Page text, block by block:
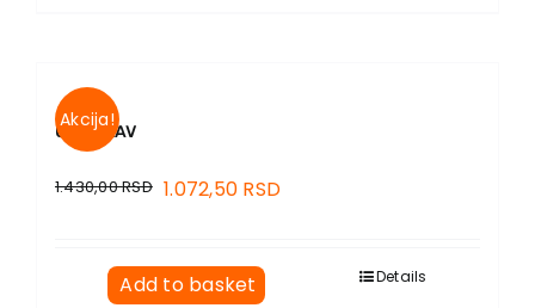
Akcija!
UZ DUNAV
1.430,00RSD 1.072,50 RSD
Add to basket Details